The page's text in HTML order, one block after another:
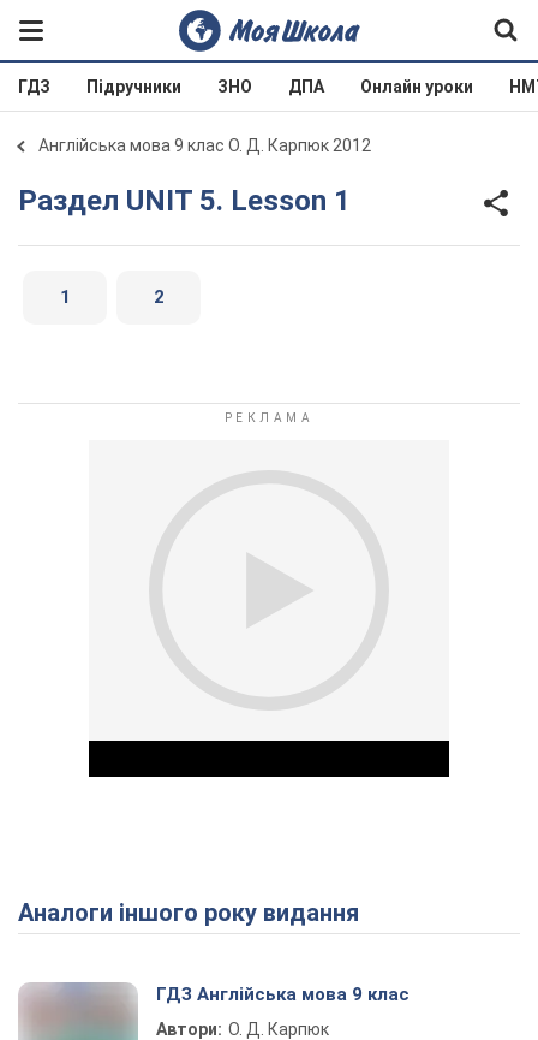
ГДЗ Підручники ЗНО ДПА Онлайн уроки
Англійська мова 9 клас О. Д. Карпюк 2012
Раздел UNIT 5. Lesson 1
1 2
Play Video
Аналоги іншого року видання
ГДЗ Англійська мова 9 клас
Автори: О. Д. Карпюк